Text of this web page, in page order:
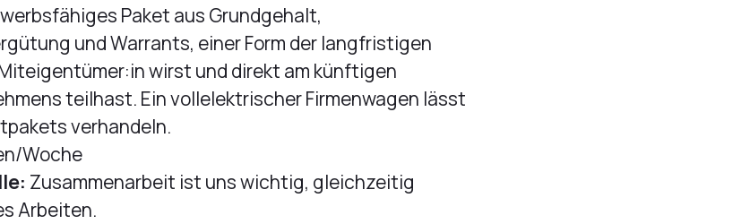
Paket aus Grundgehalt,
und Warrants, einer Form der langfristigen
wirst und direkt am künftigen
teilhast. Ein vollelektrischer Firmenwagen lässt
verhandeln.
Woche
Zusammenarbeit ist uns wichtig, gleichzeitig
Arbeiten.